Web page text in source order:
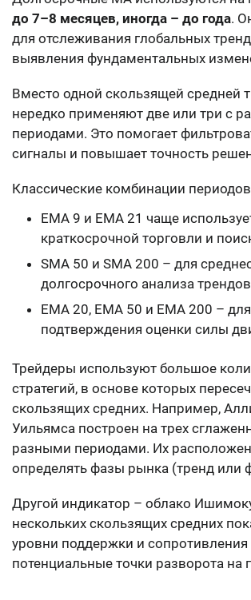
до 7–8 месяцев, иногда – до года.
для отслеживания глобальных
выявления фундаментальных
Вместо одной скользящей средней
нередко применяют две или три с
периодами. Это помогает
сигналы и повышает точность
Классические комбинации
EMA 9 и EMA 21 чаще
краткосрочной торговли и
SMA 50 и SMA 200 – для
долгосрочного анализа
EMA 20, EMA 50 и EMA 200 – для
подтверждения оценки силы
Трейдеры используют большое
стратегий, в основе которых
скользящих средних. Например,
Уильямса построен на трех
разными периодами. Их
определять фазы рынка (тренд или
Другой индикатор – облако
нескольких скользящих средних
уровни поддержки и сопротивления
потенциальные точки разворота на